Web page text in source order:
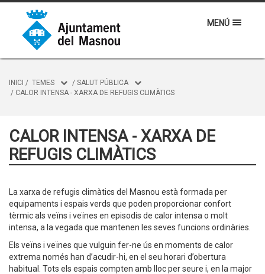
MENÚ
INICI / TEMES / SALUT PÚBLICA
/ CALOR INTENSA - XARXA DE REFUGIS CLIMÀTICS
CALOR INTENSA - XARXA DE
REFUGIS CLIMÀTICS
La xarxa de refugis climàtics del Masnou està formada per
equipaments i espais verds que poden proporcionar confort
tèrmic als veïns i veïnes en episodis de calor intensa o molt
intensa, a la vegada que mantenen les seves funcions ordinàries.
Els veïns i veïnes que vulguin fer-ne ús en moments de calor
extrema només han d’acudir-hi, en el seu horari d’obertura
habitual. Tots els espais compten amb lloc per seure i, en la major